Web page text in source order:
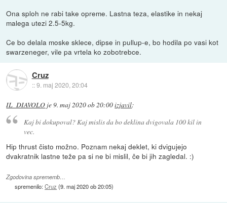
Ona sploh ne rabi take opreme. Lastna teza, elastike in nekaj
malega utezi 2.5-5kg.
Ce bo delala moske sklece, dipse in pullup-e, bo hodila po vasi kot
swarzeneger, vile pa vrtela ko zobotrebce.
Cruz
::9. maj 2020, 20:04
IL_DIAVOLO je9. maj 2020 ob 20:00izjavil:
Kaj bi dokupoval? Kaj mislis da bo deklina dvigovala 100 kil in
vec.
Hip thrust čisto možno. Poznam nekaj deklet, ki dvigujejo
dvakratnik lastne teže pa si ne bi mislil, če bi jih zagledal. :)
Zgodovina sprememb…
spremenilo:Cruz (9. maj 2020 ob 20:05)